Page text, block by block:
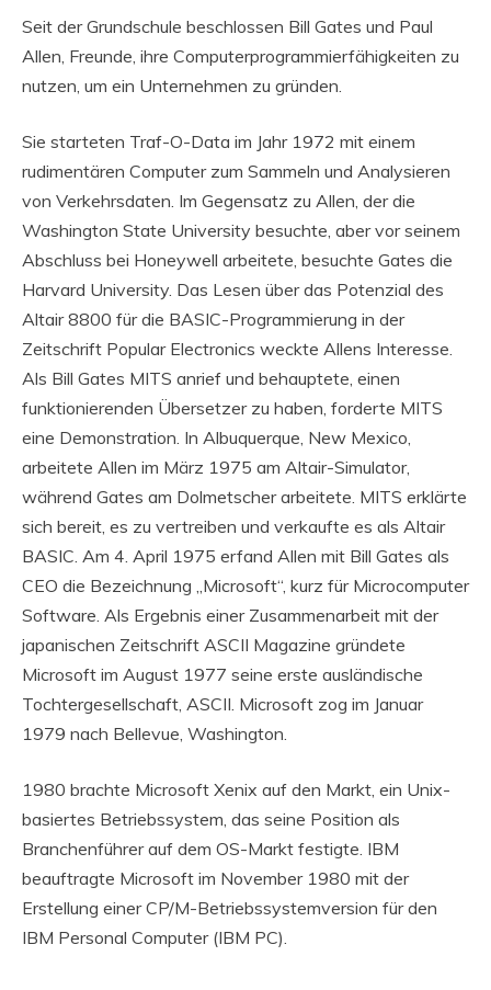
Seit der Grundschule beschlossen Bill Gates und Paul
Allen, Freunde, ihre Computerprogrammierfähigkeiten zu
nutzen, um ein Unternehmen zu gründen.
Sie starteten Traf-O-Data im Jahr 1972 mit einem
rudimentären Computer zum Sammeln und Analysieren
von Verkehrsdaten. Im Gegensatz zu Allen, der die
Washington State University besuchte, aber vor seinem
Abschluss bei Honeywell arbeitete, besuchte Gates die
Harvard University. Das Lesen über das Potenzial des
Altair 8800 für die BASIC-Programmierung in der
Zeitschrift Popular Electronics weckte Allens Interesse.
Als Bill Gates MITS anrief und behauptete, einen
funktionierenden Übersetzer zu haben, forderte MITS
eine Demonstration. In Albuquerque, New Mexico,
arbeitete Allen im März 1975 am Altair-Simulator,
während Gates am Dolmetscher arbeitete. MITS erklärte
sich bereit, es zu vertreiben und verkaufte es als Altair
BASIC. Am 4. April 1975 erfand Allen mit Bill Gates als
CEO die Bezeichnung „Microsoft“, kurz für Microcomputer
Software. Als Ergebnis einer Zusammenarbeit mit der
japanischen Zeitschrift ASCII Magazine gründete
Microsoft im August 1977 seine erste ausländische
Tochtergesellschaft, ASCII. Microsoft zog im Januar
1979 nach Bellevue, Washington.
1980 brachte Microsoft Xenix auf den Markt, ein Unix-
basiertes Betriebssystem, das seine Position als
Branchenführer auf dem OS-Markt festigte. IBM
beauftragte Microsoft im November 1980 mit der
Erstellung einer CP/M-Betriebssystemversion für den
IBM Personal Computer (IBM PC).